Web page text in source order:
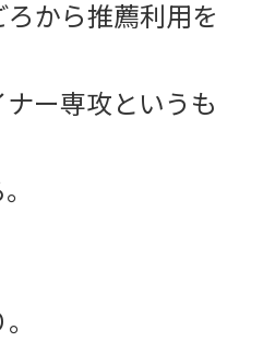
から推薦利用を
ー専攻というも